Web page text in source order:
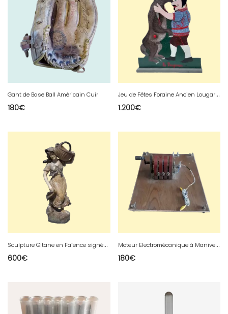
Gant de Base Ball Américain Cuir
180€
J
eu de Fêtes Foraine Ancien Lougarou
1.200€
S
culpture Gitane en Faïence signée : KOILLUO ?
600€
M
oteur Electromécanique à Manivelle
180€